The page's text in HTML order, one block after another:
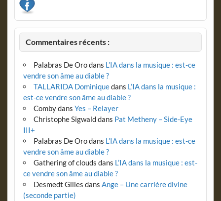
Commentaires récents :
Palabras De Orodans L’IA dans la musique : est-ce
vendre son âme au diable ?
TALLARIDA Dominiquedans L’IA dans la musique :
est-ce vendre son âme au diable ?
Combydans Yes – Relayer
Christophe Sigwalddans Pat Metheny – Side-Eye
III+
Palabras De Orodans L’IA dans la musique : est-ce
vendre son âme au diable ?
Gathering of clouds dans L’IA dans la musique : est-
ce vendre son âme au diable ?
Desmedt Gilles dans Ange – Une carrière divine
(seconde partie)